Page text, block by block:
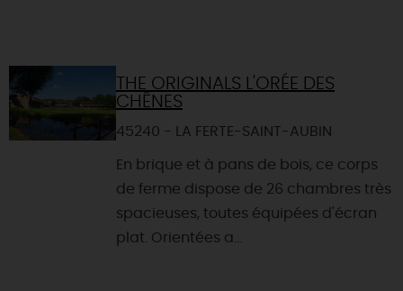
THE ORIGINALS L'ORÉE DES
CHÊNES
45240 - LA FERTE-SAINT-AUBIN
En brique et à pans de bois, ce corps
de ferme dispose de 26 chambres très
spacieuses, toutes équipées d'écran
plat. Orientées a...